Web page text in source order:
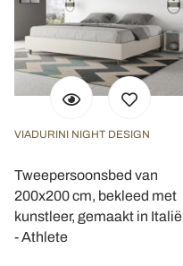
VIADURINI NIGHT DESIGN
Tweepersoonsbed van
200x200 cm, bekleed met
kunstleer, gemaakt in Italië
- Athlete